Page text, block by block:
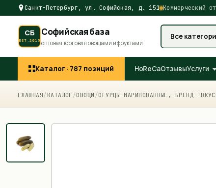
Санкт-Петербург, ул. Софийская, д. 151 Коммерческий
СБ
EST.2015
Софийская база
оптовая торговля овощами и фруктами
Все
Каталог · 787 позиций HoReCaОтзывыУслуги
ГЛАВНАЯ/ КАТАЛОГ /ОВОЩИ /ОГУРЦЫ МАРИНОВАННЫЕ, БРЕНД